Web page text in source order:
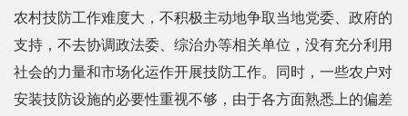
农村技防工作难度大，不积极主动地争取当地党委、政府的
支持，不去协调政法委、综治办等相关单位，没有充分利用
社会的力量和市场化运作开展技防工作。同时，一些农户对
安装技防设施的必要性重视不够，由于各方面熟悉上的偏差